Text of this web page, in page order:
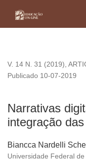
V. 14 N. 31 (2019),
Narrativas
integração
Publicado 10-07-2019
Biancca Nardelli
Universidade Federal